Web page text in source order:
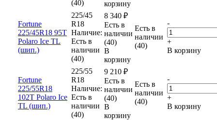
(40)
корзину
Fortune
225/45R18 95T
Polaro Ice TL
(шип.)
225/45
R18
Наличие:
Есть в
наличии
(40)
8 340 ₽
Есть в
наличии
(40)
В
корзину
Есть в
наличии
(40)
-
+
В корзину
Fortune
225/55R18
102T Polaro Ice
TL (шип.)
225/55
R18
Наличие:
Есть в
наличии
(40)
9 210 ₽
Есть в
наличии
(40)
В
корзину
Есть в
наличии
(40)
-
+
В корзину